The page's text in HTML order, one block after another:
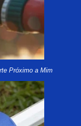
Próximo a Mim